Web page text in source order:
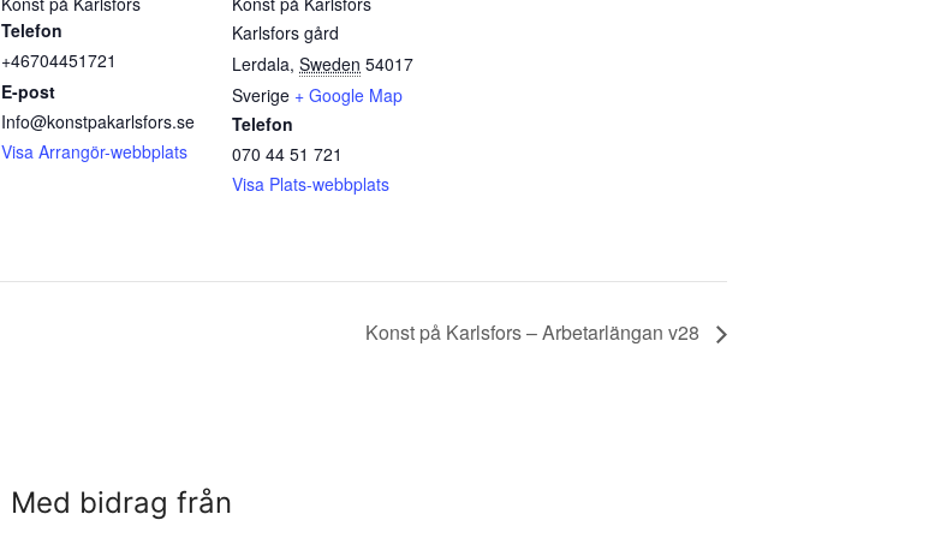
Telefon
+46704451721
E-post
Info@konstpakarlsfors.se
Visa Arrangör-webbplats
Karlsfors gård
Lerdala, Sweden 54017
Sverige + Google Map
Telefon
070 44 51 721
Visa Plats-webbplats
Konst på Karlsfors – Arbetarlängan v28
Med bidrag från